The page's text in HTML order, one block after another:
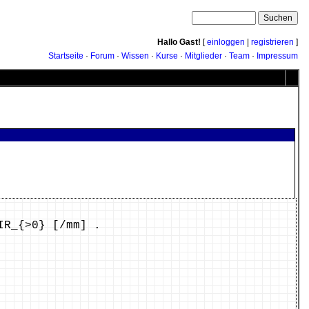
Hallo Gast! [einloggen registrieren ]
Startseite · Forum · Wissen · Kurse · Mitglieder · Team · Impressum
[/mm] .